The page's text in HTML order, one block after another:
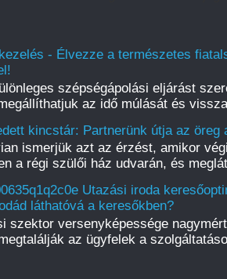
- Élvezze a természetes
szépségápolási eljárást
az idő múlását és
kincstár: Partnerünk útja az öreg
ismerjük azt az érzést, amikor
a régi szülői ház udvarán, és
Utazási iroda
láthatóvá a keresőkben?
szektor versenyképessége
az ügyfelek a